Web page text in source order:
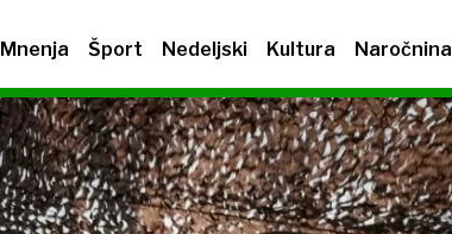
Mnenja Šport Nedeljski Kultura Naročnina